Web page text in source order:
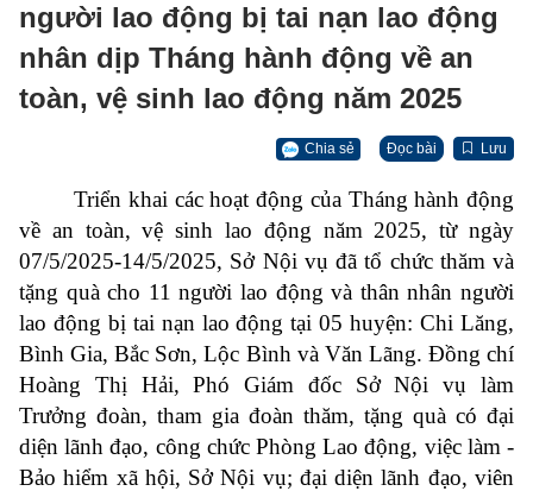
người lao động bị tai nạn lao động
nhân dịp Tháng hành động về an
toàn, vệ sinh lao động năm 2025
Chia sẻ Đọc bài Lưu
Triển khai các hoạt động của Tháng hành động
về an toàn, vệ sinh lao động năm 2025, từ ngày
07/5/2025-14/5/2025, Sở Nội vụ đã tổ chức thăm và
tặng quà cho 11 người lao động và thân nhân người
lao động bị tai nạn lao động tại 05 huyện: Chi Lăng,
Bình Gia, Bắc Sơn, Lộc Bình và Văn Lãng. Đồng chí
Hoàng Thị Hải, Phó Giám đốc Sở Nội vụ làm
Trưởng đoàn, tham gia đoàn thăm, tặng quà có đại
diện lãnh đạo, công chức Phòng Lao động, việc làm -
Bảo hiểm xã hội, Sở Nội vụ; đại diện lãnh đạo, viên